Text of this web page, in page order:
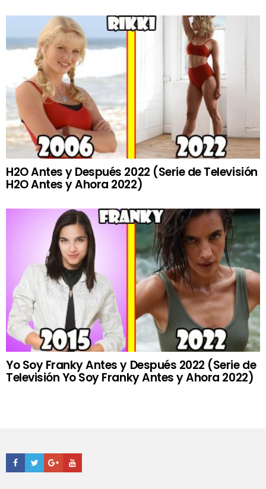
H2O Antes y Después 2022 (Serie de Televisión
H2O Antes y Ahora 2022)
Yo Soy Franky Antes y Después 2022 (Serie de
Televisión Yo Soy Franky Antes y Ahora 2022)
Facebook
TwitterGoogle+Youtube